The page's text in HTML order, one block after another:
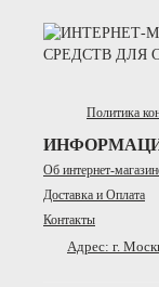
Политика
Об интернет-
Доставка и Оплата
Контакты
Адрес: г.